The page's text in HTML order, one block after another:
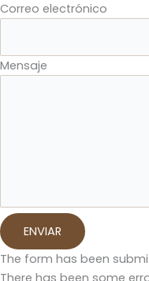
Correo electrónico
Mensaje
ENVIAR
The form has been